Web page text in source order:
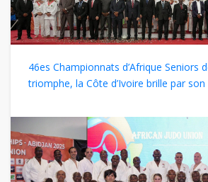
46es Championnats d’Afrique Seniors
triomphe, la Côte d’Ivoire brille par son